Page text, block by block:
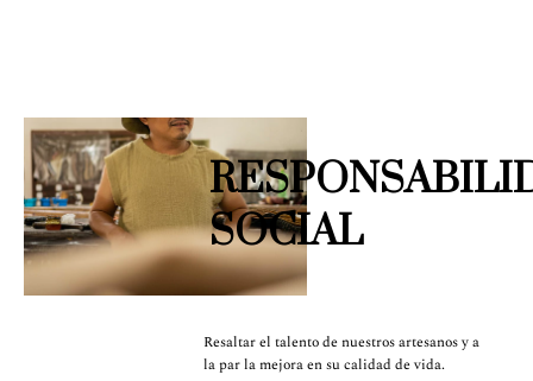
SOCIAL
Resaltar el talento de nuestros artesanos y a
la par la mejora en su calidad de vida.